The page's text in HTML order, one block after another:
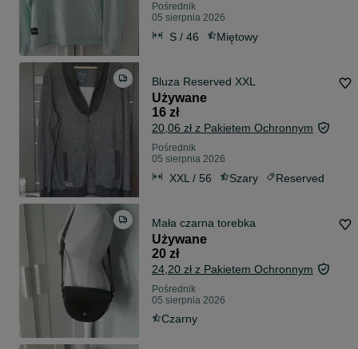
Pośrednik
05 sierpnia 2026
S / 46 Miętowy
Bluza Reserved XXL
Używane
16 zł
20,06 zł z Pakietem Ochronnym
Pośrednik
05 sierpnia 2026
XXL / 56 Szary Reserved
Mała czarna torebka
Używane
20 zł
24,20 zł z Pakietem Ochronnym
Pośrednik
05 sierpnia 2026
Czarny